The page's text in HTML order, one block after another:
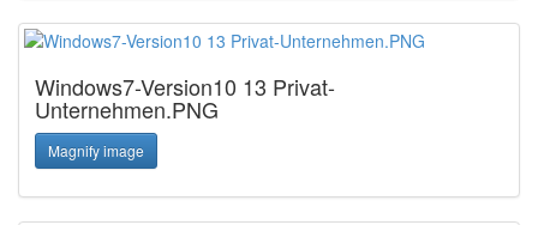
Windows7-Version10 13 Privat-
Unternehmen.PNG
Magnify image